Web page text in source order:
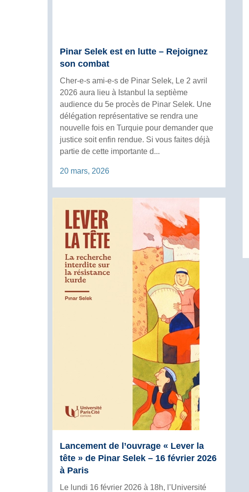
Pinar Selek est en lutte – Rejoignez
son combat
Cher-e-s ami-e-s de Pinar Selek, Le 2 avril
2026 aura lieu à Istanbul la septième
audience du 5e procès de Pinar Selek. Une
délégation représentative se rendra une
nouvelle fois en Turquie pour demander que
justice soit enfin rendue. Si vous faites déjà
partie de cette importante d...
20 mars, 2026
Lancement de l’ouvrage « Lever la
tête » de Pinar Selek – 16 février 2026
à Paris
Le lundi 16 février 2026 à 18h, l’Université